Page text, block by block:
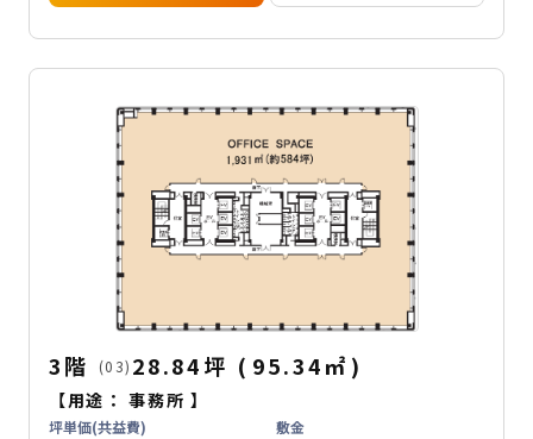
3階 (03) 28.84坪 ( 95.34㎡ )
【用途：事務所 】
坪単価(共益費) 敷金